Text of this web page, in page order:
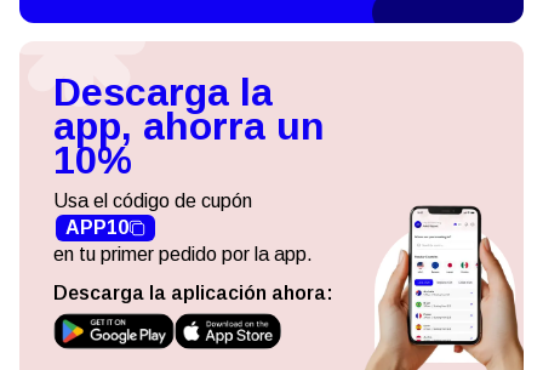
Descarga la
app, ahorra un
10%
Usa el código de cupón
APP10
en tu primer pedido por la app.
Descarga la aplicación ahora: